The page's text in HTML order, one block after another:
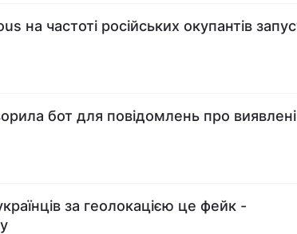
на частоті російських окупантів
бот для повідомлень про
за геолокацією це фейк -